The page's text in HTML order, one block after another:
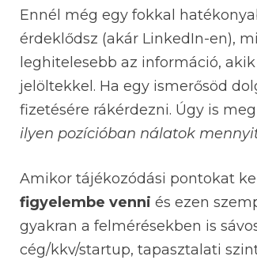
Ennél még egy fokkal
érdeklődsz (akár LinkedIn-en),
leghitelesebb az információ,
jelöltekkel. Ha egy ismerősöd
fizetésére rákérdezni. Úgy is
ilyen pozícióban nálatok
Amikor tájékozódási pontokat
figyelembe venni és ezen
gyakran a felmérésekben is
cég/kkv/startup, tapasztalati